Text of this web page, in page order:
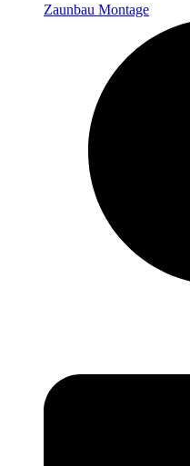
Zaunbau Montage